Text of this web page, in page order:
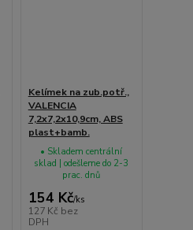
Kelímek na zub.potř.,
VALENCIA
7,2x7,2x10,9cm, ABS
plast+bamb.
154 Kč/ks
127 Kč bez
DPH
• Skladem centrální
sklad | odešleme do 2-3
prac. dnů